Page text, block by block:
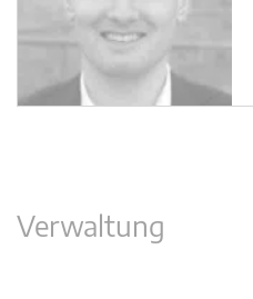
Verwaltung